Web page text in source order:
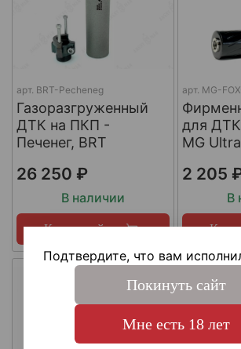
арт. BRT-Pecheneg
Газоразгруженный
ДТК на ПКП -
Печенег, BRT
26 250 ₽
В наличии
Купить сейчас
арт. MG-
для ДТК
MG Ultra
2 205
В
Подтвердите, что вам
Покинуть сайт
Мне есть 18 лет